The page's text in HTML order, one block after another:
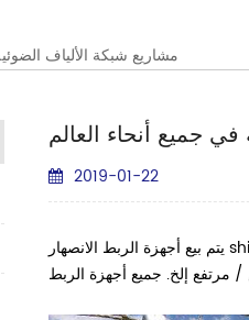
مشاريع شبكة الألياف
جميع أنحاء العالم
2019-01-22
يتم بيع أجهزة الربط الانصهار shinho العالم على نطاق واسع لمشاريع شبكة الألياف البصرية ، يتم استخدامها للتركيب وصيانة داخلية وخارجية ، في